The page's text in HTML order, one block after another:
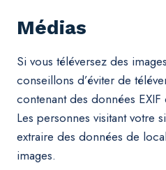
Médias
Si vous téléversez des
conseillons d’éviter de
contenant des données
Les personnes visitant votre
extraire des données de
images.